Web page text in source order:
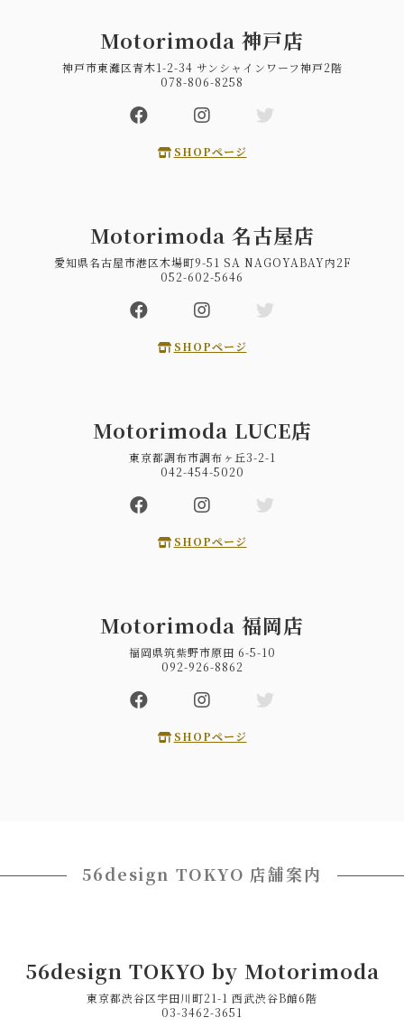
Motorimoda 神戸店
神戸市東灘区青木1-2-34 サンシャインワーフ神戸2階
078-806-8258
SHOPページ
Motorimoda 名古屋店
愛知県名古屋市港区木場町9-51 SA NAGOYABAY内2F
052-602-5646
SHOPページ
Motorimoda LUCE店
東京都調布市調布ヶ丘3-2-1
042-454-5020
SHOPページ
Motorimoda 福岡店
福岡県筑紫野市原田 6-5-10
092-926-8862
SHOPページ
56design TOKYO 店舗案内
56design TOKYO by Motorimoda
東京都渋谷区宇田川町21-1 西武渋谷B館6階
03-3462-3651